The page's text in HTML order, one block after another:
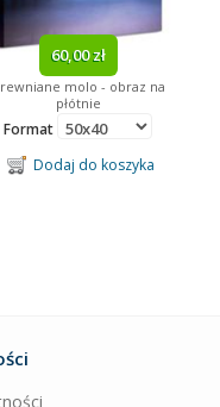
60,00 zł
molo - obraz na
płótnie
Format
Dodaj do koszyka